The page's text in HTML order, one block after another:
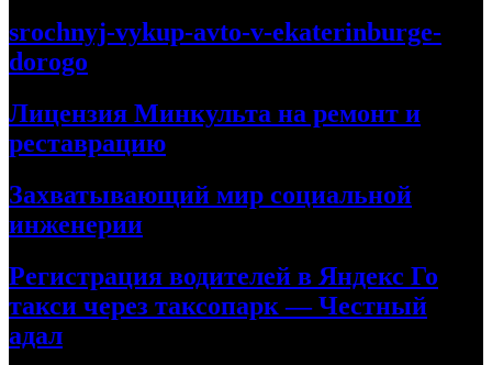
srochnyj-vykup-avto-v-ekaterinburge-
dorogo
Лицензия Минкульта на ремонт и
реставрацию
Захватывающий мир социальной
инженерии
Регистрация водителей в Яндекс Го
такси через таксопарк — Честный
адал